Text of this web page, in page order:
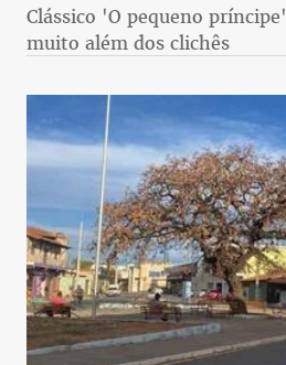
Clássico 'O pequeno
muito além dos clichês